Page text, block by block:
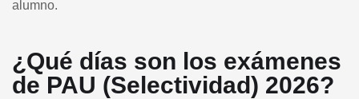
alumno.
¿Qué días son los exámenes
de PAU (Selectividad) 2026?